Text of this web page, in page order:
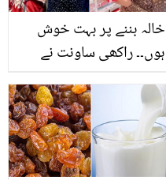
خالہ بننے پر بہت خوش
ہوں۔۔ راکھی ساونت نے
دیپیکا کی بیٹی کے لئے کیا
کچھ خرید لیا؟ ویڈیو